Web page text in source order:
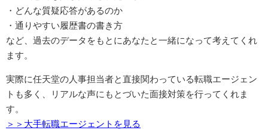
・どんな質疑応答があるのか
・通りやすい履歴書の書き方
など、過去のデータをもとにあなたと一緒になって考えてくれ
ます。
実際に任天堂の人事担当者と直接関わっている転職エージェン
トも多く、リアルな声にもとづいた面接対策を行ってくれま
す。
＞＞大手転職エージェントを見る